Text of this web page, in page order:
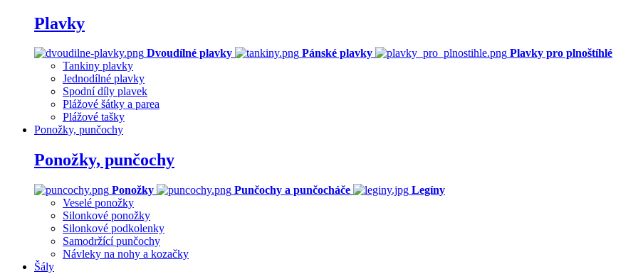
Plavky
Dvoudílné plavky Pánské plavky
Plavky pro plnoštíhlé
Tankiny plavky
Jednodílné plavky
Spodní díly plavek
Plážové šátky a parea
Plážové tašky
Ponožky, punčochy
Ponožky, punčochy
Ponožky Punčochy a punčocháče
Legíny
Veselé ponožky
Silonkové ponožky
Silonkové podkolenky
Samodržící punčochy
Návleky na nohy a kozačky
Šály